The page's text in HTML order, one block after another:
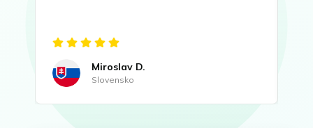
Miroslav D.
Slovensko